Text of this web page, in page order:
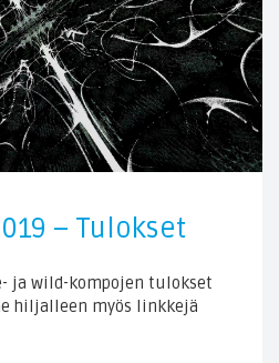
– Tulokset
ja wild-kompojen tulokset
hiljalleen myös linkkejä